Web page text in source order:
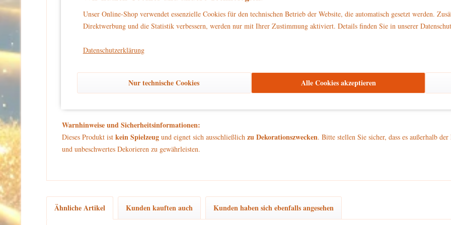
Zuckerwatteverkäuferin, die an ihrem nostalgischen Wagen steht und das süße Wintervergnügen auf traditionelle Weise zaubert. Mit
für den winterlichen Markt ausgestattet.
Wolken. Die leuchtenden Farben und das glitzernde Schneefinish lassen diese Miniatur zu einem echten Hingucker in Ihrer
Ob als Ergänzung zu Ihrer Winterkinder-Sammlung oder als besonderes Geschenk – dieses Kunstwerk entführt Sie in die romantische
zauberhafte Atmosphäre in Ihrem Zuhause. Lassen Sie sich von der Handwerkskunst und dem liebevollen Design von Hubrig
Warnhinweise und Sicherheitsinformationen:
Dieses Produkt ist kein Spielzeug und eignet sich ausschließlich zu Dekorationszwecken. Bitte stellen Sie sicher, dass es außerhalb
und unbeschwertes Dekorieren zu gewährleisten.
Ähnliche Artikel Kunden kauften auch Kunden haben sich ebenfalls angesehen
Unser Online-Shop verwendet essenzielle Cookies für den technischen Betrieb der Website, die automatisch gesetzt werden.
Direktwerbung und die Statistik verbessern, werden nur mit Ihrer Zustimmung aktiviert. Details finden Sie in unserer
Datenschutzerklärung
Nur technische Cookies Alle Cookies akzeptieren